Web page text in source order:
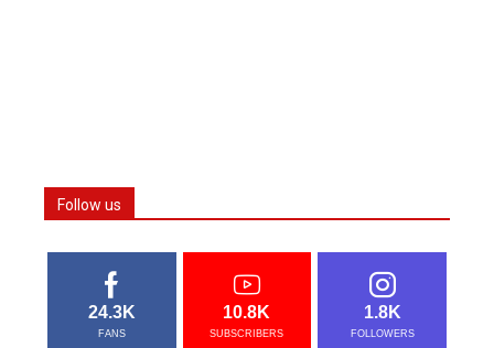
Follow us
24.3K
FANS
10.8K
SUBSCRIBERS
1.8K
FOLLOWERS